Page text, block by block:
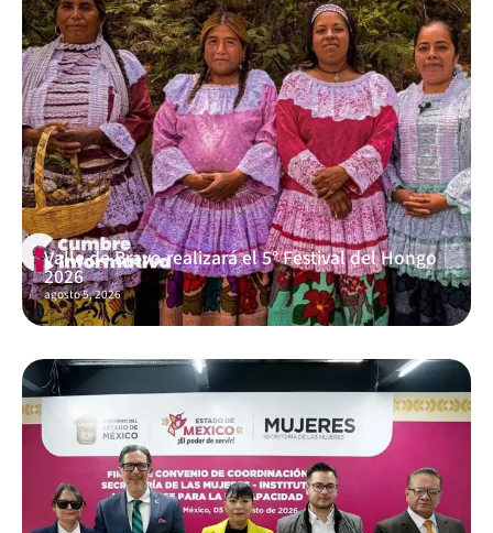
Valle de Bravo realizará el 5° Festival del Hongo
2026
agosto 5, 2026